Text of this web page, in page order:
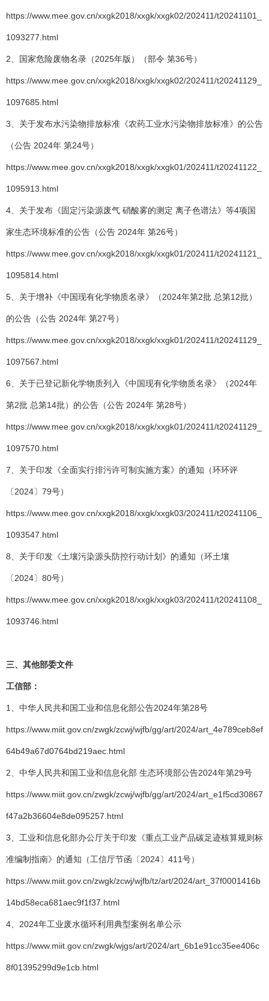
https://www.mee.gov.cn/xxgk2018/xxgk/xxgk02/202411/t20241101_
1093277.html
2、国家危险废物名录（2025年版）（部令 第36号）
https://www.mee.gov.cn/xxgk2018/xxgk/xxgk02/202411/t20241129_
1097685.html
3、关于发布水污染物排放标准《农药工业水污染物排放标准》的公告
（公告 2024年 第24号）
https://www.mee.gov.cn/xxgk2018/xxgk/xxgk01/202411/t20241122_
1095913.html
4、关于发布《固定污染源废气 硝酸雾的测定 离子色谱法》等4项国
家生态环境标准的公告（公告 2024年 第26号）
https://www.mee.gov.cn/xxgk2018/xxgk/xxgk01/202411/t20241121_
1095814.html
5、关于增补《中国现有化学物质名录》（2024年第2批 总第12批）
的公告（公告 2024年 第27号）
https://www.mee.gov.cn/xxgk2018/xxgk/xxgk01/202411/t20241129_
1097567.html
6、关于已登记新化学物质列入《中国现有化学物质名录》（2024年
第2批 总第14批）的公告（公告 2024年 第28号）
https://www.mee.gov.cn/xxgk2018/xxgk/xxgk01/202411/t20241129_
1097570.html
7、关于印发《全面实行排污许可制实施方案》的通知（环环评
〔2024〕79号）
https://www.mee.gov.cn/xxgk2018/xxgk/xxgk03/202411/t20241106_
1093547.html
8、关于印发《土壤污染源头防控行动计划》的通知（环土壤
〔2024〕80号）
https://www.mee.gov.cn/xxgk2018/xxgk/xxgk03/202411/t20241108_
1093746.html
三、 其他部委文件
工信部：
1、中华人民共和国工业和信息化部公告2024年第28号
https://www.miit.gov.cn/zwgk/zcwj/wjfb/gg/art/2024/art_4e789ceb8ef
64b49a67d0764bd219aec.html
2、中华人民共和国工业和信息化部 生态环境部公告2024年第29号
https://www.miit.gov.cn/zwgk/zcwj/wjfb/gg/art/2024/art_e1f5cd30867
f47a2b36604e8de095257.html
3、工业和信息化部办公厅关于印发《重点工业产品碳足迹核算规则标
准编制指南》的通知（工信厅节函〔2024〕411号）
https://www.miit.gov.cn/zwgk/zcwj/wjfb/tz/art/2024/art_37f0001416b
14bd58eca681aec9f1f37.html
4、2024年工业废水循环利用典型案例名单公示
https://www.miit.gov.cn/zwgk/wjgs/art/2024/art_6b1e91cc35ee406c
8f01395299d9e1cb.html